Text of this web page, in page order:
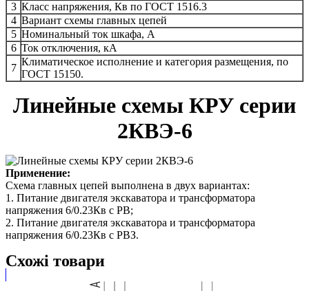
3 Класс напряжения, Кв по ГОСТ 1516.3
4 Вариант схемы главных цепей
5 Номинальный ток шкафа, А
6 Ток отключения, кА
7
Климатическое исполнение и категория размещения, по
ГОСТ 15150.
Линейные схемы КРУ серии
2КВЭ-6
Применение:
Схема главных цепей выполнена в двух вариантах:
1. Питание двигателя экскаватора и трансформатора
напряжения 6/0.23Кв с РВ;
2. Питание двигателя экскаватора и трансформатора
напряжения 6/0.23Кв с РВЗ.
Схожі товари